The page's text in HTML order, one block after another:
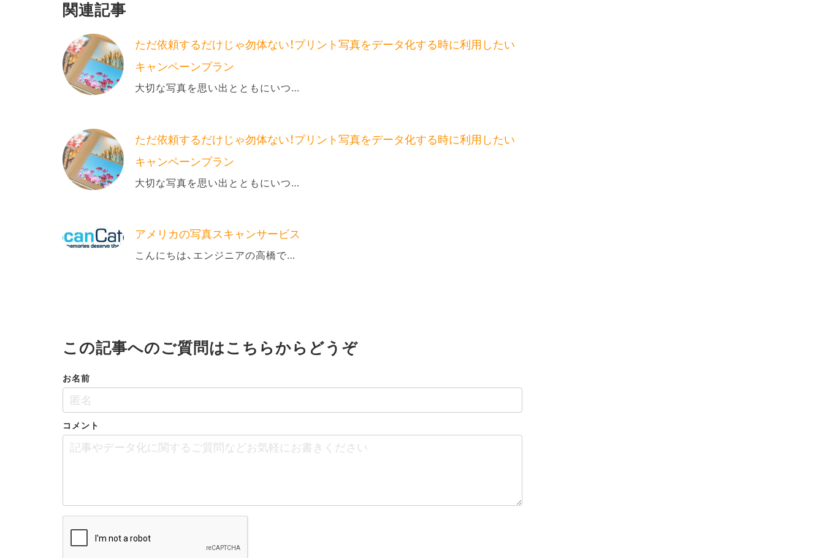
関連記事
ただ依頼するだけじゃ勿体ない！プリント写真をデータ化する時に利用したい
キャンペーンプラン
大切な写真を思い出とともにいつ…
ただ依頼するだけじゃ勿体ない！プリント写真をデータ化する時に利用したい
キャンペーンプラン
大切な写真を思い出とともにいつ…
アメリカの写真スキャンサービス
こんにちは、エンジニアの高橋で…
この記事へのご質問はこちらからどうぞ
お名前
コメント